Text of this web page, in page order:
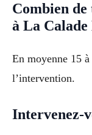
Combien de
à La Calade
En moyenne 15
l’intervention.
Intervenez-